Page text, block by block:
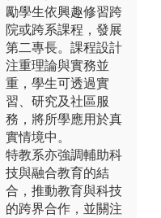
勵學生依興趣修習跨
院或跨系課程，發展
第二專長。課程設計
注重理論與實務並
重，學生可透過實
習、研究及社區服
務，將所學應用於真
實情境中。
特教系亦強調輔助科
技與融合教育的結
合，推動教育與科技
的跨界合作，並關注